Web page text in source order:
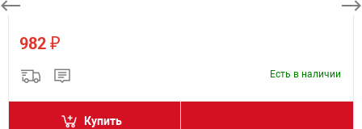
982 ₽
Есть в наличии
Купить